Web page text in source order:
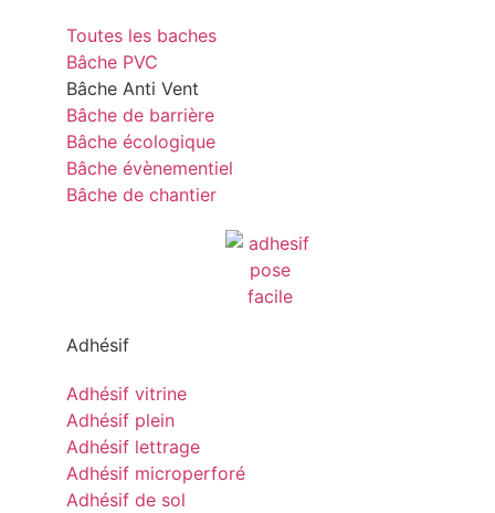
Toutes les baches
Bâche PVC
Bâche Anti Vent
Bâche de barrière
Bâche écologique
Bâche évènementiel
Bâche de chantier
Adhésif
Adhésif vitrine
Adhésif plein
Adhésif lettrage
Adhésif microperforé
Adhésif de sol